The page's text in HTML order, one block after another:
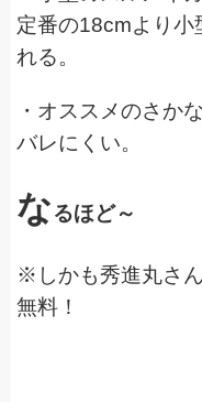
定番の18cmより小
れる。
・オススメのさか
バレにくい。
なるほど～
※しかも秀進丸さ
無料！